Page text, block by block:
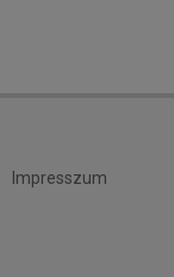
Impresszum